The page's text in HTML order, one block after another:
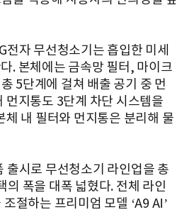
전자 무선청소기는 흡입한 미세
. 본체에는 금속망 필터, 마이크
5단계에 걸쳐 배출 공기 중 먼
먼지통도 3단계 차단 시스템을
체 내 필터와 먼지통은 분리해 물
출시로 무선청소기 라인업을 총
의 폭을 대폭 넓혔다. 전체 라인
절하는 프리미엄 모델 ‘A9 AI’